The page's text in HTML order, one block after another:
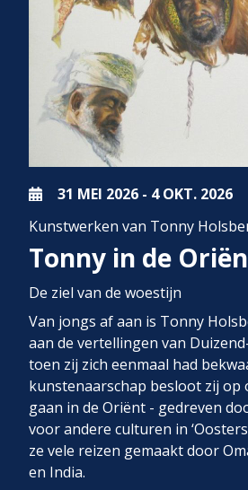
31 MEI 2026 - 4 OKT. 2026
Kunstwerken van Tonny
Tonny in de
De ziel van de woestijn
Van jongs af aan is Tonny
aan de vertellingen van
toen zij zich eenmaal had
kunstenaarschap besloot zij op
gaan in de Oriënt - gedreven
voor andere culturen in
ze vele reizen gemaakt door
en India.